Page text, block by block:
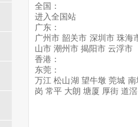
全国：
进入全国站
广东 ：
广州市 韶关市 深圳市 珠海
山市 潮州市 揭阳市 云浮市
香港 ：
东莞 ：
万江 松山湖 望牛墩 莞城 南
岗 常平 大朗 塘厦 厚街 道滘